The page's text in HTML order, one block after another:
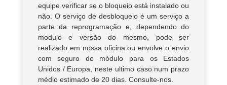
equipe verificar se o bloqueio está instalado ou
não. O serviço de desbloqueio é um serviço a
parte da reprogramação e, dependendo do
modulo e versão do mesmo, pode ser
realizado em nossa oficina ou envolve o envio
com seguro do módulo para os Estados
Unidos / Europa, neste ultimo caso num prazo
médio estimado de 20 dias. Consulte-nos.